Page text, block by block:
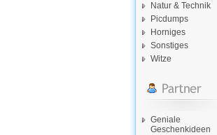
Natur & Technik
Picdumps
Horniges
Sonstiges
Witze
Geniale
Geschenkideen